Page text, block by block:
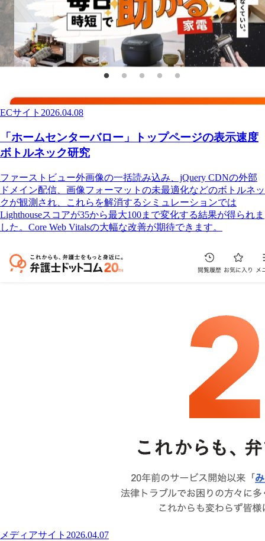
ECサイト 2026.04.08
「ホームセンターバロー」トップページの表示速度
ボトルネック研究
ファーストビュー外画像の一括読み込み、jQuery CDNの外部
ドメイン配信、画像フォーマットの未最適化などのボトルネッ
クが観測され、これらを解消するシミュレーションでは
Lighthouseスコアが35から最大100まで変化する結果が得られま
した。Core Web Vitalsの大幅な改善が期待できます。
メディアサイト 2026.04.07